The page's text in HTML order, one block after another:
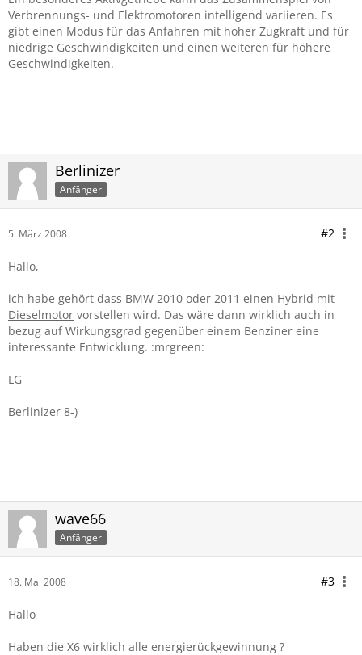
Verbrennungs- und Elektromotoren intelligend variieren. Es
gibt einen Modus für das Anfahren mit hoher Zugkraft und für
niedrige Geschwindigkeiten und einen weiteren für höhere
Geschwindigkeiten.
Berlinizer
Anfänger
5. März 2008 #2
Hallo,
ich habe gehört dass BMW 2010 oder 2011 einen Hybrid mit
Dieselmotor vorstellen wird. Das wäre dann wirklich auch in
bezug auf Wirkungsgrad gegenüber einem Benziner eine
interessante Entwicklung. :mrgreen:
LG
Berlinizer 8-)
wave66
Anfänger
18. Mai 2008 #3
Hallo
Haben die X6 wirklich alle energierückgewinnung ?